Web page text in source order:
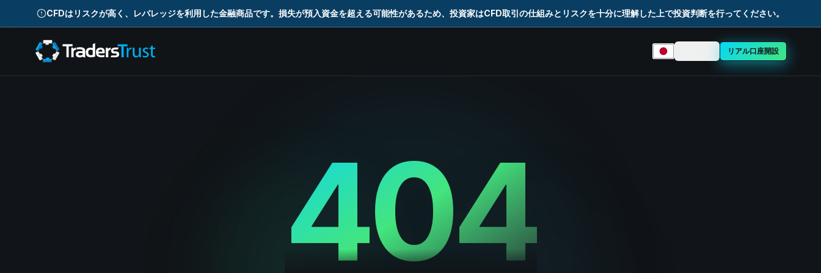
CFDはリスクが高く、レバレッジを利用した金融商品です。損失が預入資金を超える可能性があるため、投資家はCFD取引の仕組みとリスクを十分に理解した上で投資判断を行ってください。
言語を選択
リアル口座開設
404